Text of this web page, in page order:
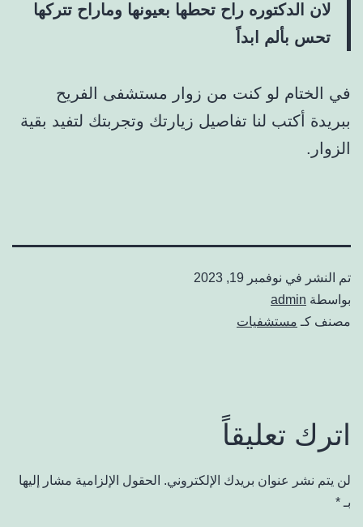
لان الدكتوره راح تحطها بعيونها وماراح تتركها
تحس بألم ابداً
في الختام لو كنت من زوار مستشفى الفريح
ببريدة أكتب لنا تفاصيل زيارتك وتجربتك لتفيد بقية
الزوار.
تم النشر في نوفمبر 19, 2023
بواسطة admin
مصنف كـ مستشفيات
اترك تعليقاً
لن يتم نشر عنوان بريدك الإلكتروني. الحقول الإلزامية مشار إليها
بـ *